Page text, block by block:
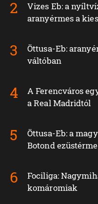
Vizes Eb: a
aranyérmes a
Öttusa-Eb:
váltóban
A Ferencváros
a Real Madridtól
Öttusa-Eb: a
Botond
Fociliga:
komáromiak